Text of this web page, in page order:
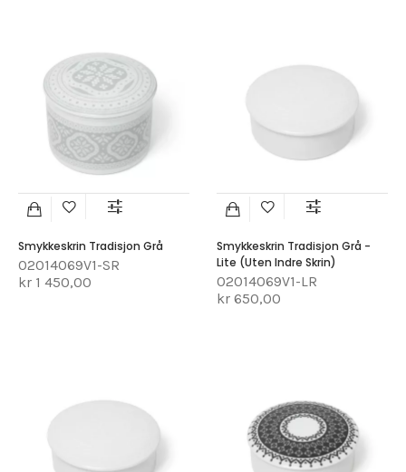
Smykkeskrin Tradisjon Grå
02014069V1-SR
kr 1 450,00
Smykkeskrin Tradisjon Grå -
Lite (uten Indre Skrin)
02014069V1-LR
kr 650,00